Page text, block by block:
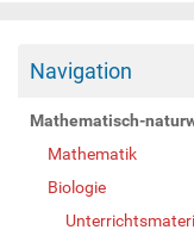
Navigation
Mathematisch-
Mathematik
Biologie